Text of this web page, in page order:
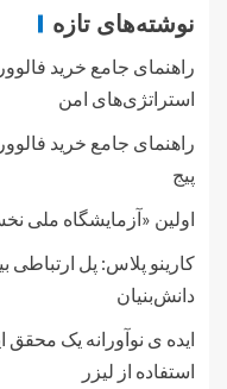
نوشته‌های تازه
راهنمای جامع خرید
استراتژی‌های امن
راهنمای جامع خرید
پیج
اولین «آزمایشگاه ملی
کارینو پلاس: پل
دانش‌بنیان
ایده ی نوآورانه یک محقق
استفاده از لیزر